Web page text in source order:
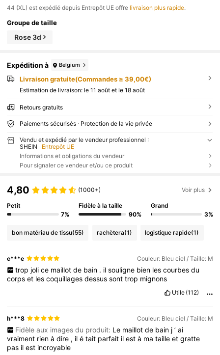
​44 (XL) est expédié depuis Entrepôt UE offre livraison plus rapide.
Groupe de taille
Rose 3d
Expédition à Belgium
Livraison gratuite(Commandes ≥ 39,00€)
Estimation de livraison: le 11 août et le 18 août
Retours gratuits
Paiements sécurisés · Protection de la vie privée
Vendu et expédié par le vendeur professionnel :
SHEIN
Entrepôt UE
Informations et obligations du vendeur
Pour signaler ce vendeur et/ou ce produit
4,80 (1000+) Voir plus
Petit
7%
Fidèle à la taille
90%
Grand
3%
bon matériau de tissu(55) rachètera(1) logistique rapide(1)
c***e Couleur: Bleu ciel / Taille: M
trop joli ce maillot de bain . il souligne bien les courbes du
corpset lescoquillagesdessussonttrop mignons
Utile (112)
h***8 Couleur: Bleu ciel / Taille: M
Fidèle aux images du produit: Le maillot de bain j ’ ai
vraiment rienàdire , ilétait parfait ilestà matailleetgratte
pas ilest incroyable